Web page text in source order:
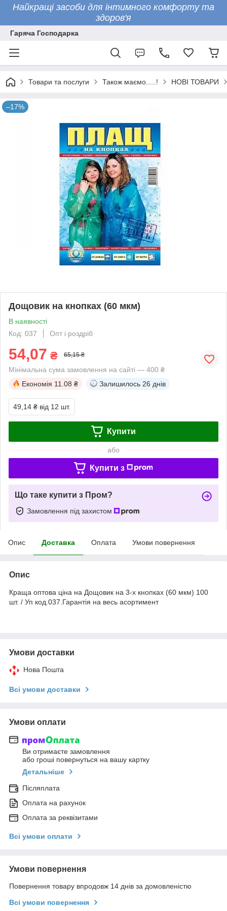
Найкращі засоби для інтимного комфорту та
здоров'я
Гаряча Господарка
Товари та послуги Також маємо.....! НОВІ ТОВАРИ
–17%
Дощовик на кнопках (60 мкм)
В наявності
Код: 037
Опт і роздріб
54,07 ₴ 65,15 ₴
Мінімальна сума замовлення на сайті — 400 ₴
Економія 11.08 ₴ Залишилось 26 днів
49,14 ₴ від 12 шт.
Купити
або
Купити з
Що таке купити з Пром?
Замовлення під захистом
Опис Доставка Оплата Умови повернення
Опис
Краща оптова ціна на Дощовик на 3-х кнопках (60 мкм) 100
шт. / Уп код.037.Гарантія на весь асортимент
Умови доставки
Нова Пошта
Всі умови доставки
Умови оплати
Ви отримаєте замовлення
або гроші повернуться на вашу картку
Детальніше
Післяплата
Оплата на рахунок
Оплата за реквізитами
Всі умови оплати
Умови повернення
Повернення товару впродовж 14 днів за домовленістю
Всі умови повернення